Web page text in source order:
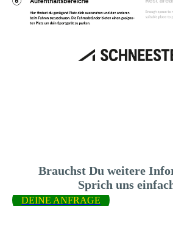
Brauchst Du weitere
Sprich uns
DEINE ANFRAGE